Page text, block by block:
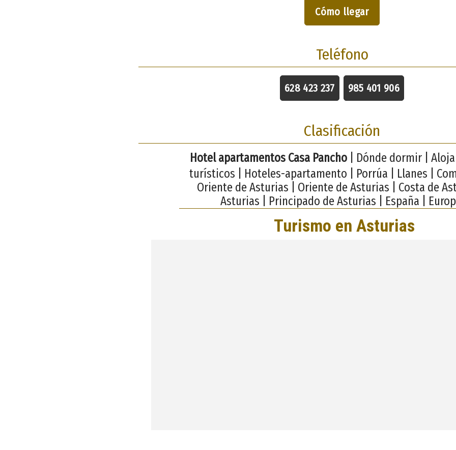
Cómo llegar
Teléfono
628 423 237 985 401 906
Clasificación
Hotel apartamentos Casa Pancho | Dónde dormir |
turísticos | Hoteles-apartamento | Porrúa | Llanes |
Oriente de Asturias | Oriente de Asturias | Costa de
Asturias | Principado de Asturias | España |